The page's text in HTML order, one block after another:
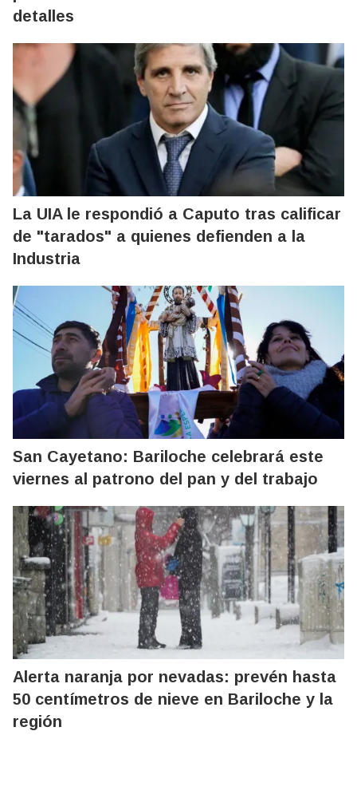
detalles
La UIA le respondió a Caputo tras calificar
de "tarados" a quienes defienden a la
Industria
San Cayetano: Bariloche celebrará este
viernes al patrono del pan y del trabajo
Alerta naranja por nevadas: prevén hasta
50 centímetros de nieve en Bariloche y la
región